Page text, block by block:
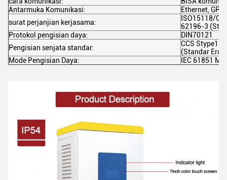
Antarmuka Komunikasi:
Ethernet,
surat perjanjian kerjasama:
ISO15118/
62196-3
Protokol pengisian daya:
DIN70121
Pengisian senjata standar:
CCS Stype1
(Standar
Mode Pengisian Daya:
IEC 61851